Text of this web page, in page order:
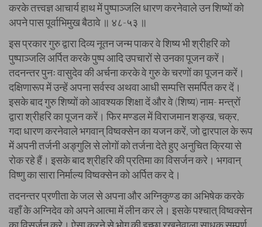
करके तत्त्वज्ञ आचार्य हाथ में पुष्पाञ्जलि धारण करनेवाले उन शिष्यों को
अपने पास पूर्वाभिमुख बैठावे ॥ ४८-५३ ॥
इस प्रकार गुरु द्वारा दिव्य नूतन जन्म पाकर वे शिष्य भी श्रीहरि को
पुष्पाञ्जलि अर्पित करके पुष्प आदि उपचारों से उनका पूजन करें।
तदनन्तर पुनः वासुदेव की अर्चना करके वे गुरु के चरणों का पूजन करें।
दक्षिणारूप में उन्हें अपना सर्वस्व अथवा आधी सम्पत्ति समर्पित कर दें।
इसके बाद गुरु शिष्यों को आवश्यक शिक्षा दें और वे (शिष्य) नाम- मन्त्रों
द्वारा श्रीहरि का पूजन करें। फिर मण्डल में विराजमान शङ्ख, चक्र,
गदा धारण करनेवाले भगवान् विष्वक्सेन का यजन करें, जो द्वारपाल के रूप
में अपनी तर्जनी अङ्गुलि से लोगों को तर्जना देते हुए अनुचित क्रिया से
रोक रहे हैं। इसके बाद श्रीहरि की प्रतिमा का विसर्जन करे। भगवान्
विष्णु का सारा निर्माल्य विष्वक्सेन को अर्पित कर दे।
तदनन्तर प्रणीता के जल से अपना और अग्निकुण्ड का अभिषेक करके
वहाँ के अग्निदेव को अपने आत्मा में लीन कर ले। इसके पश्चात् विष्वक्सेन